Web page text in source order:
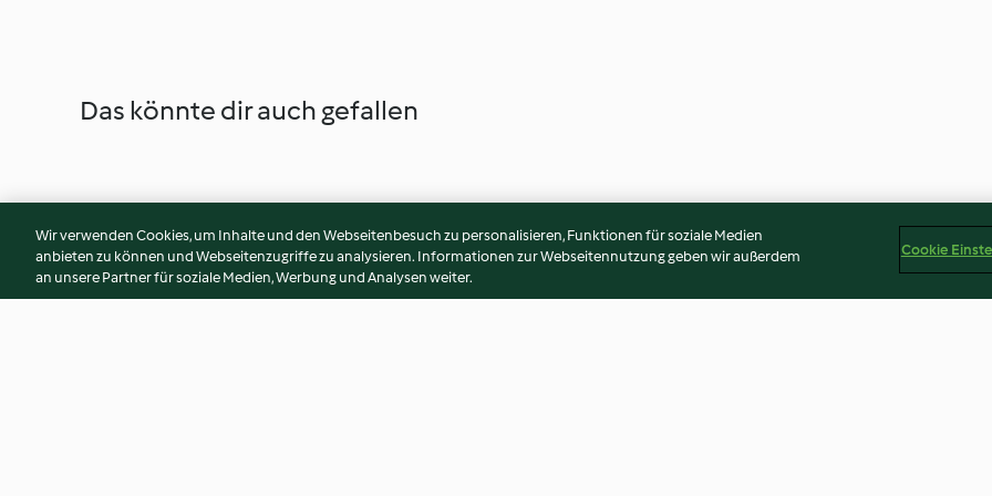
Das könnte dir auch gefallen
Wir verwenden Cookies, um Inhalte und den Webseitenbesuch zu personalisieren, Funktionen für soziale Medien
anbieten zu können und Webseitenzugriffe zu analysieren. Informationen zur Webseitennutzung geben wir außerdem
an unsere Partner für soziale Medien, Werbung und Analysen weiter.
Cookie